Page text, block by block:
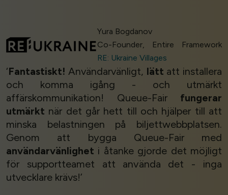
Yura Bogdanov
Co-Founder, Entire Framework
RE: Ukraine Villages
‘Fantastiskt! Användarvänligt, lätt att installera
och komma igång - och utmärkt
affärskommunikation! Queue-Fair fungerar
utmärkt när det går hett till och hjälper till att
minska belastningen på biljettwebbplatsen.
Genom att bygga Queue-Fair med
användarvänlighet i åtanke gjorde det möjligt
för supportteamet att använda det - inga
utvecklare krävs!’